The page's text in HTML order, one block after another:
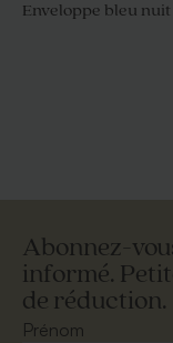
Enveloppe bleu nuit
Enveloppe
Abonnez-
informé.
de réduction.
Prénom